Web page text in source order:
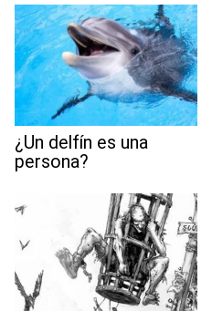
¿Un delfín es una
persona?